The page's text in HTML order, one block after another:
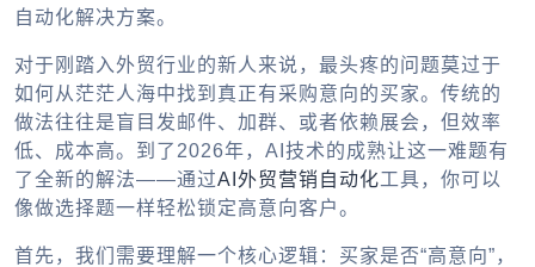
自动化解决方案。
对于刚踏入外贸行业的新人来说，最头疼的问题莫过于
如何从茫茫人海中找到真正有采购意向的买家。传统的
做法往往是盲目发邮件、加群、或者依赖展会，但效率
低、成本高。到了2026年，AI技术的成熟让这一难题有
了全新的解法——通过AI外贸营销自动化工具，你可以
像做选择题一样轻松锁定高意向客户。
首先，我们需要理解一个核心逻辑：买家是否“高意向”，